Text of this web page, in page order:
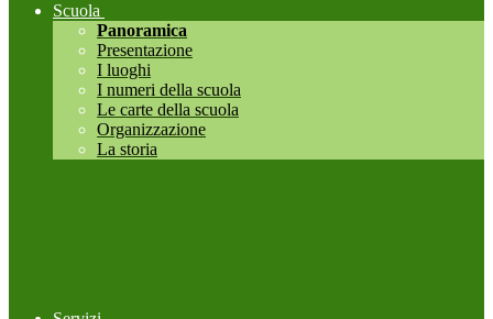
Scuola
Panoramica
Presentazione
I luoghi
I numeri della scuola
Le carte della scuola
Organizzazione
La storia